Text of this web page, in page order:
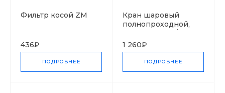
Фильтр косой ZM
436₽
ПОДРОБНЕЕ
Кран шаровый
полнопроходной,
хром., ручка -бабочка
красная
1 260₽
ПОДРОБНЕЕ